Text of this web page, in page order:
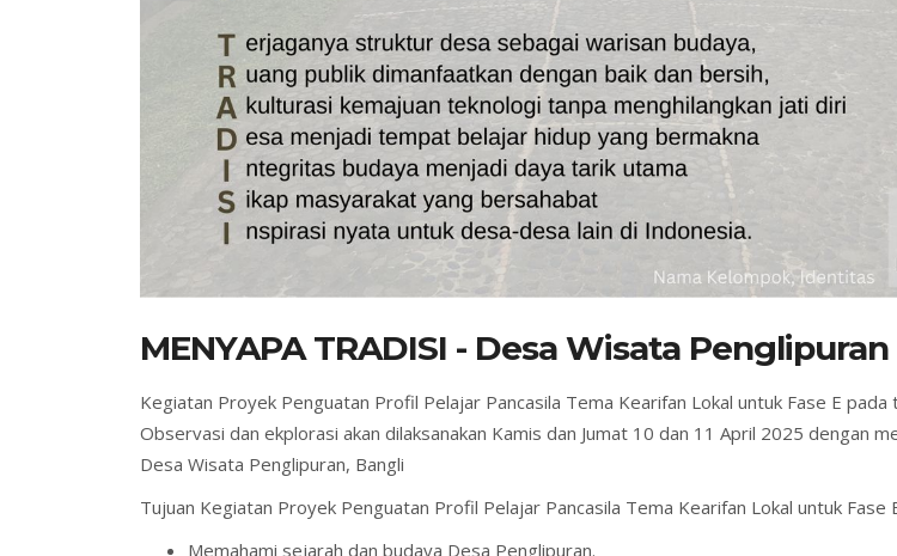
MENYAPA TRADISI - Desa Wisata Penglipuran
Kegiatan Proyek Penguatan Profil Pelajar Pancasila Tema Kearifan Lokal untuk Fase E pada
Observasi dan ekplorasi akan dilaksanakan Kamis dan Jumat 10 dan 11 April 2025 dengan
Desa Wisata Penglipuran, Bangli
Tujuan Kegiatan Proyek Penguatan Profil Pelajar Pancasila Tema Kearifan Lokal untuk Fase
Memahami sejarah dan budaya Desa Penglipuran.